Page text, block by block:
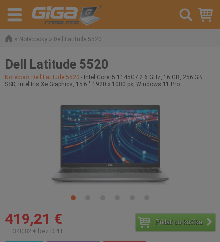
» Notebooky » Dell Latitude 5520
Dell Latitude 5520
Notebook Dell Latitude 5520 - Intel Core i5 1145G7 2.6 GHz, 16 GB, 256 GB
SSD, Intel Iris Xe Graphics, 15.6 " 1920 x 1080 px, Windows 11 Pro
419,21 €
340,82 € bez DPH
Pridať do košíka